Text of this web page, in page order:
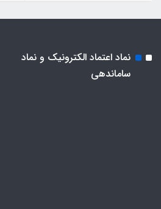
نماد اعتماد الکترونیک و نماد
ساماندهی